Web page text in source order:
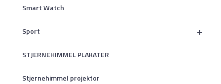
Smart Watch
+
Sport
STJERNEHIMMEL PLAKATER
Stjernehimmel projektor